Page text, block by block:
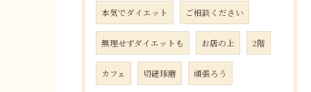
本気でダイエット ご相談ください
無理せずダイエットも お店の上 2階
カフェ 切磋琢磨 頑張ろう